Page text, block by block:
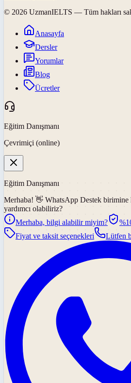
© 2026 UzmanIELTS — Tüm hakları
Anasayfa
Dersler
Yorumlar
Blog
Ücretler
Eğitim Danışmanı
Çevrimiçi (online)
Eğitim Danışmanı
Merhaba! 👋 WhatsApp Destek birimine
yardımcı olabiliriz?
Merhaba, bilgi alabilir miyim?
Fiyat ve taksit seçenekleri
Lütfen